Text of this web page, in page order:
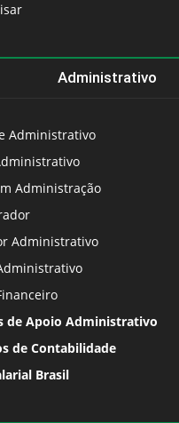
Administrativo
Administrativo
Administração
Administrativo
de Apoio Administrativo
de Contabilidade
Brasil